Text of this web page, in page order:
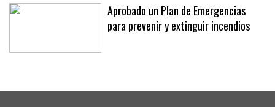
Aprobado un Plan de Emergencias
para prevenir y extinguir incendios